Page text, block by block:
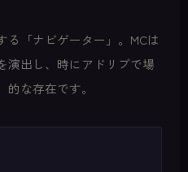
る「ナビゲーター」。MCは
演出し、時にアドリブで場
な存在です。